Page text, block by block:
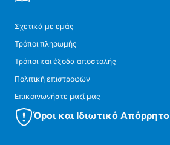
Σχετικά με εμάς
Τρόποι πληρωμής
Τρόποι και έξοδα αποστολής
Πολιτική επιστροφών
Επικοινωνήστε μαζί μας
Όροι και Ιδιωτικό Απόρρητο